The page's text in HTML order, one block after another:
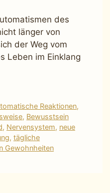
des
länger von
der Weg vom
Leben im Einklang
Reaktionen,
, Bewusstsein
, Nervensystem, neue
, tägliche
Gewohnheiten